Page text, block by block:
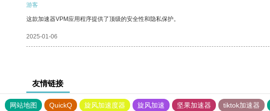
游客
这款加速器VPM应用程序提供了顶级的安全性和隐私保护。
2025-01-06
友情链接
网站地图 QuickQ 旋风加速度器 旋风加速 坚果加速器 tiktok加速器